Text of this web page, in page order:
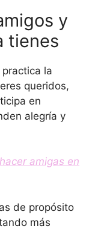
y
tienes
la
queridos,
en
alegría y
amigas en
de propósito
más